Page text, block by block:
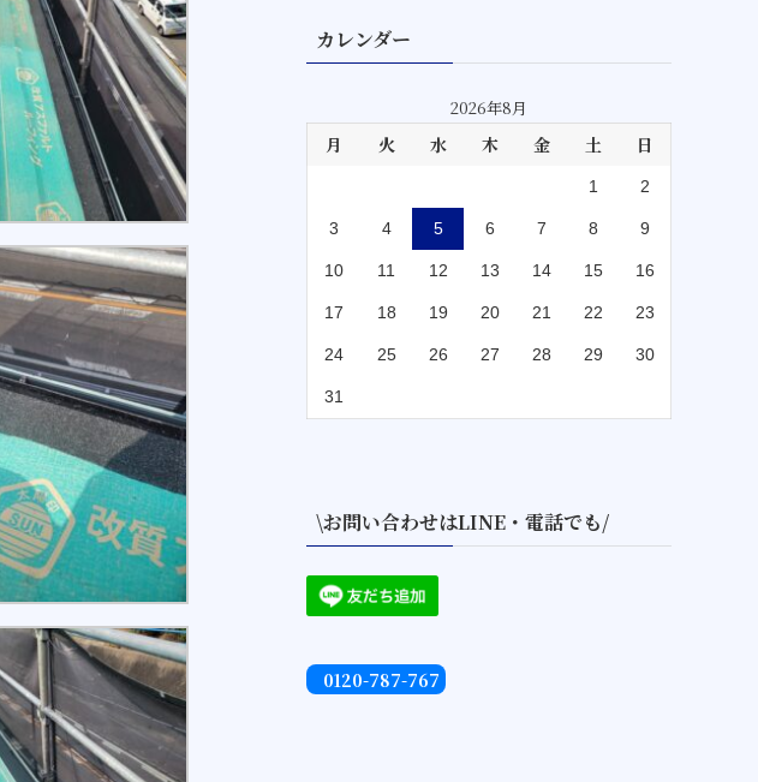
カレンダー
2026年8月
月 火 水 木 金 土 日
1 2
3 4 5 6 7 8 9
10 11 12 13 14 15 16
17 18 19 20 21 22 23
24 25 26 27 28 29 30
31
\お問い合わせはLINE・電話でも/
0120-787-767